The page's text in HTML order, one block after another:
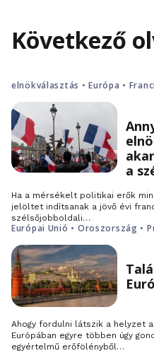
Következő
elnökválasztás • Európa •
a
Ha a mérsékelt politikai erők
jelöltet indítsanak a jövő évi
szélsőjobboldali…
Európai Unió • Oroszország •
Ahogy fordulni látszik a helyzet
Európában egyre többen úgy
egyértelmű erőfölényből…